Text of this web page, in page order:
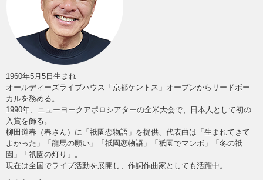
1960年5月5日生まれ
オールディーズライブハウス「京都ケントス」オープンからリードボー
カルを務める。
1990年、ニューヨークアポロシアターの全米大会で、日本人として初の
入賞を飾る。
柳田道春（春さん）に「祇園恋物語」を提供、代表曲は「生まれてきて
よかった」「龍馬の願い」「祇園恋物語」「祇園でマンボ」「冬の祇
園」「祇園の灯り」。
現在は全国でライブ活動を展開し、作詞作曲家としても活躍中。